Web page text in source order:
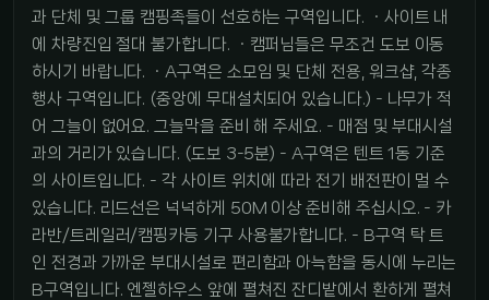
과 단체 및 그룹 캠핑족들이 선호하는 구역입니다. ㆍ사이트 내
에 차량진입 절대 불가합니다. ㆍ캠퍼님들은 무조건 도보 이동
하시기 바랍니다. ㆍA구역은 소모임 및 단체 전용, 워크샵, 각종
행사 구역입니다. (중앙에 무대설치되어 있습니다.) - 나무가 적
어 그늘이 없어요. 그늘막을 준비 해 주세요. - 매점 및 부대시설
과의 거리가 있습니다. (도보 3-5분) - A구역은 텐트 1동 기준
의 사이트입니다. - 각 사이트 위치에 따라 전기 배전판이 멀 수
있습니다. 리드선은 넉넉하게 50M 이상 준비해 주십시오. - 카
라반/트레일러/캠핑카등 기구 사용불가합니다. - B구역 탁 트
인 전경과 가까운 부대시설로 편리함과 아늑함을 동시에 누리는
B구역입니다. 엔젤하우스 앞에 펼쳐진 잔디밭에서 환하게 펼쳐